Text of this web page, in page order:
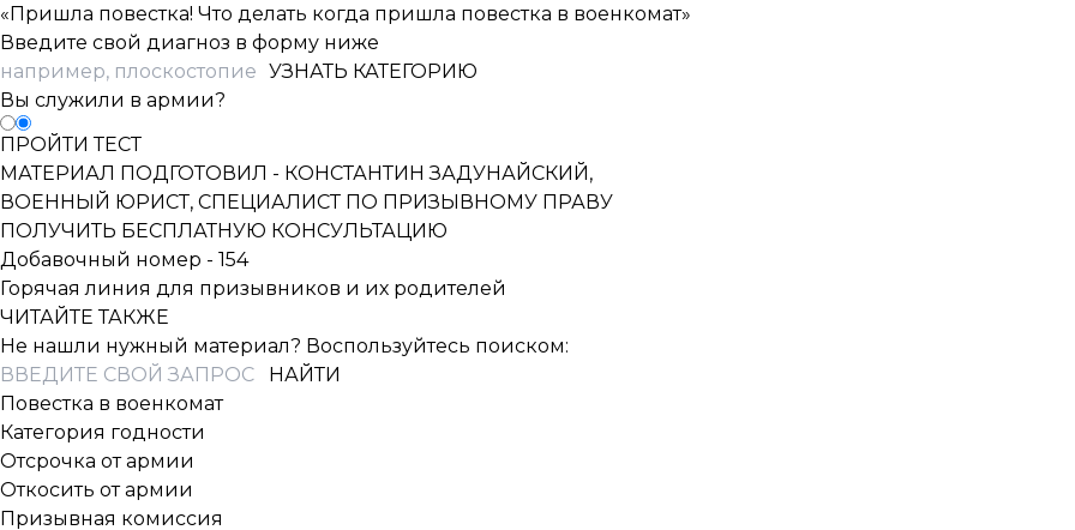
«Пришла повестка! Что делать когда пришла повестка в военкомат»
Введите свой диагноз в форму ниже
УЗНАТЬ КАТЕГОРИЮ
Вы служили в армии?
ПРОЙТИ ТЕСТ
МАТЕРИАЛ ПОДГОТОВИЛ - КОНСТАНТИН ЗАДУНАЙСКИЙ,
ВОЕННЫЙ ЮРИСТ, СПЕЦИАЛИСТ ПО ПРИЗЫВНОМУ ПРАВУ
ПОЛУЧИТЬ БЕСПЛАТНУЮ КОНСУЛЬТАЦИЮ
Добавочный номер - 154
Горячая линия для призывников и их родителей
ЧИТАЙТЕ ТАКЖЕ
Не нашли нужный материал? Воспользуйтесь поиском:
Повестка в военкомат
Категория годности
Отсрочка от армии
Откосить от армии
Призывная комиссия